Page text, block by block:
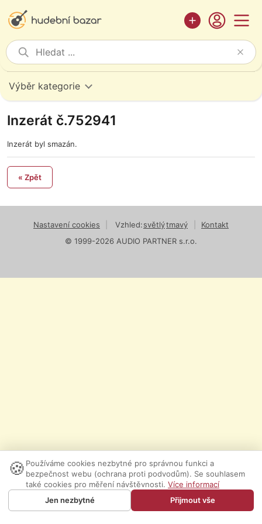
Výběr kategorie
Inzerát č.752941
Inzerát byl smazán.
« Zpět
Nastavení cookies Vzhled:světlýtmavý
Kontakt
© 1999-2026 AUDIO PARTNER s.r.o.
🍪 Používáme cookies nezbytné pro správnou funkci a
bezpečnost webu (ochrana proti podvodům). Se souhlasem
také cookies pro měření návštěvnosti. Více informací
Jen nezbytné
Přijmout vše